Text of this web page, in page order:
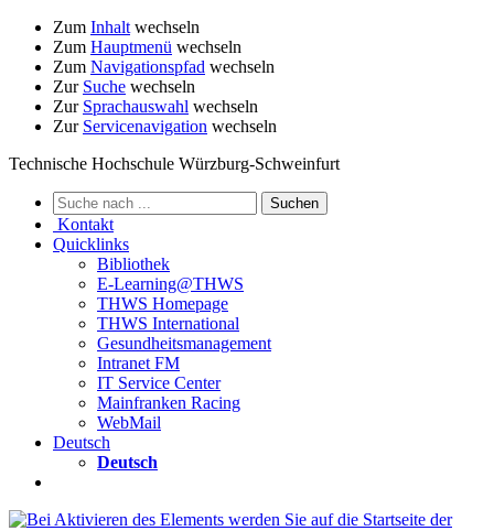
Zum Inhalt wechseln
Zum Hauptmenü wechseln
Zum Navigationspfad wechseln
Zur Suche wechseln
Zur Sprachauswahl wechseln
Zur Servicenavigation wechseln
Technische Hochschule Würzburg-Schweinfurt
Kontakt
Quicklinks
Bibliothek
E-Learning@THWS
THWS Homepage
THWS International
Gesundheitsmanagement
Intranet FM
IT Service Center
Mainfranken Racing
WebMail
Deutsch
Deutsch